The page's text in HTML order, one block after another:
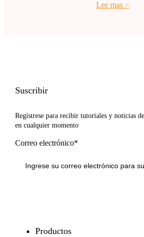
Lee mas >
Suscribir
Regístrese para recibir tutoriales y noticias
en cualquier momento
Correo electrónico*
Productos